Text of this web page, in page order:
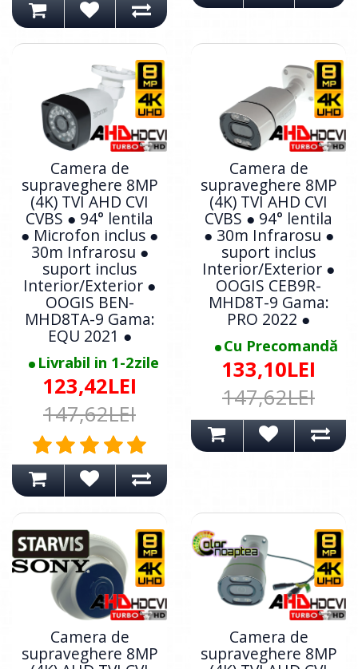
Camera de
supraveghere 8MP
(4K) TVI AHD CVI
CVBS ● 94° lentila
● Microfon inclus ●
30m Infrarosu ●
suport inclus
Interior/Exterior ●
OOGIS BEN-
MHD8TA-9 Gama:
EQU 2021 ●
Livrabil in 1-2zile
123,42LEI
147,62LEI
Camera de
supraveghere 8MP
(4K) TVI AHD CVI
CVBS ● 94° lentila
● 30m Infrarosu ●
suport inclus
Interior/Exterior ●
OOGIS CEB9R-
MHD8T-9 Gama:
PRO 2022 ●
Cu Precomandă
133,10LEI
147,62LEI
Camera de
supraveghere 8MP
Camera de
supraveghere 8MP